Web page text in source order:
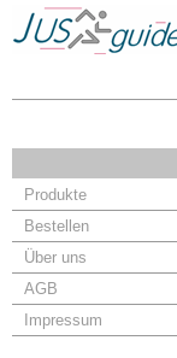
Produkte
Bestellen
Über uns
AGB
Impressum